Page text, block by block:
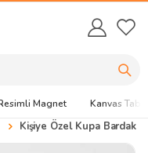
Magnet Kanvas
Kişiye Özel Kupa Bardak